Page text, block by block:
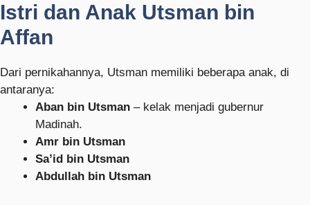
Istri dan Anak Utsman bin
Affan
Dari pernikahannya, Utsman memiliki beberapa anak, di
antaranya:
Aban bin Utsman – kelak menjadi gubernur
Madinah.
Amr bin Utsman
Sa’id bin Utsman
Abdullah bin Utsman